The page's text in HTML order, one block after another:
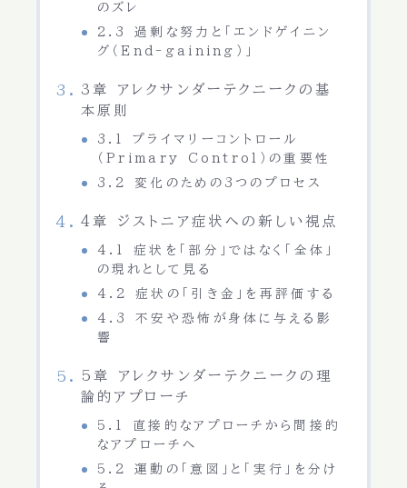
のズレ
2.3 過剰な努力と「エンドゲイニン
グ（End-gaining）」
3章 アレクサンダーテクニークの基
本原則
3.1 プライマリーコントロール
（Primary Control）の重要性
3.2 変化のための3つのプロセス
4章 ジストニア症状への新しい視点
4.1 症状を「部分」ではなく「全体」
の現れとして見る
4.2 症状の「引き金」を再評価する
4.3 不安や恐怖が身体に与える影
響
5章 アレクサンダーテクニークの理
論的アプローチ
5.1 直接的なアプローチから間接的
なアプローチへ
5.2 運動の「意図」と「実行」を分け